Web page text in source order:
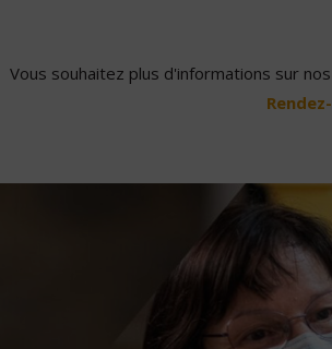
Vous souhaitez plus d'informations sur